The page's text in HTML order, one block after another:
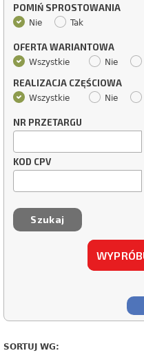
POMIŃ SPROSTOWANIA
Nie Tak
OFERTA WARIANTOWA
Wszystkie Nie
REALIZACJA CZĘŚCIOWA
Wszystkie Nie
NR PRZETARGU
KOD CPV
SORTUJ WG: